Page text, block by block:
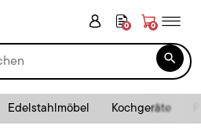
0 0

Edelstahlmöbel Kochgeräte